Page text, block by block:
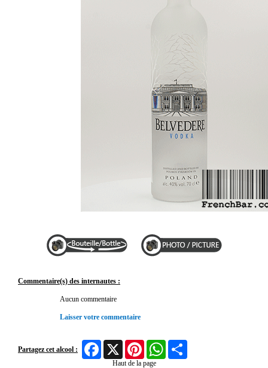
Commentaire(s) des internautes :
Aucun commentaire
Laisser votre commentaire
Partagez cet alcool :
FacebookX Pinterest WhatsApp
Haut de la page